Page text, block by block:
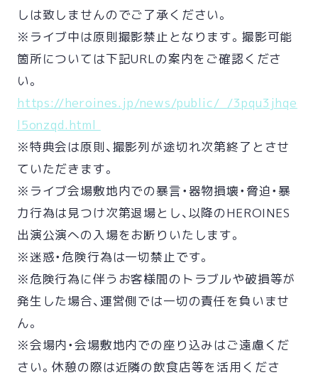
しは致しませんのでご了承ください。
※ライブ中は原則撮影禁止となります。撮影可能
箇所については下記URLの案内をご確認くださ
い。
https://heroines.jp/news/public/_/3pqu3jhqe
l5onzqd.html
※特典会は原則、撮影列が途切れ次第終了とさせ
ていただきます。
※ライブ会場敷地内での暴言・器物損壊・脅迫・暴
力行為は見つけ次第退場とし、以降のHEROINES
出演公演への入場をお断りいたします。
※迷惑・危険行為は一切禁止です。
※危険行為に伴うお客様間のトラブルや破損等が
発生した場合、運営側では一切の責任を負いませ
ん。
※会場内・会場敷地内での座り込みはご遠慮くだ
さい。休憩の際は近隣の飲食店等を活用くださ